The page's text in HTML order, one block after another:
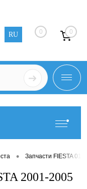
RU 0 0
• Запчасти FIESTA
2001-2005